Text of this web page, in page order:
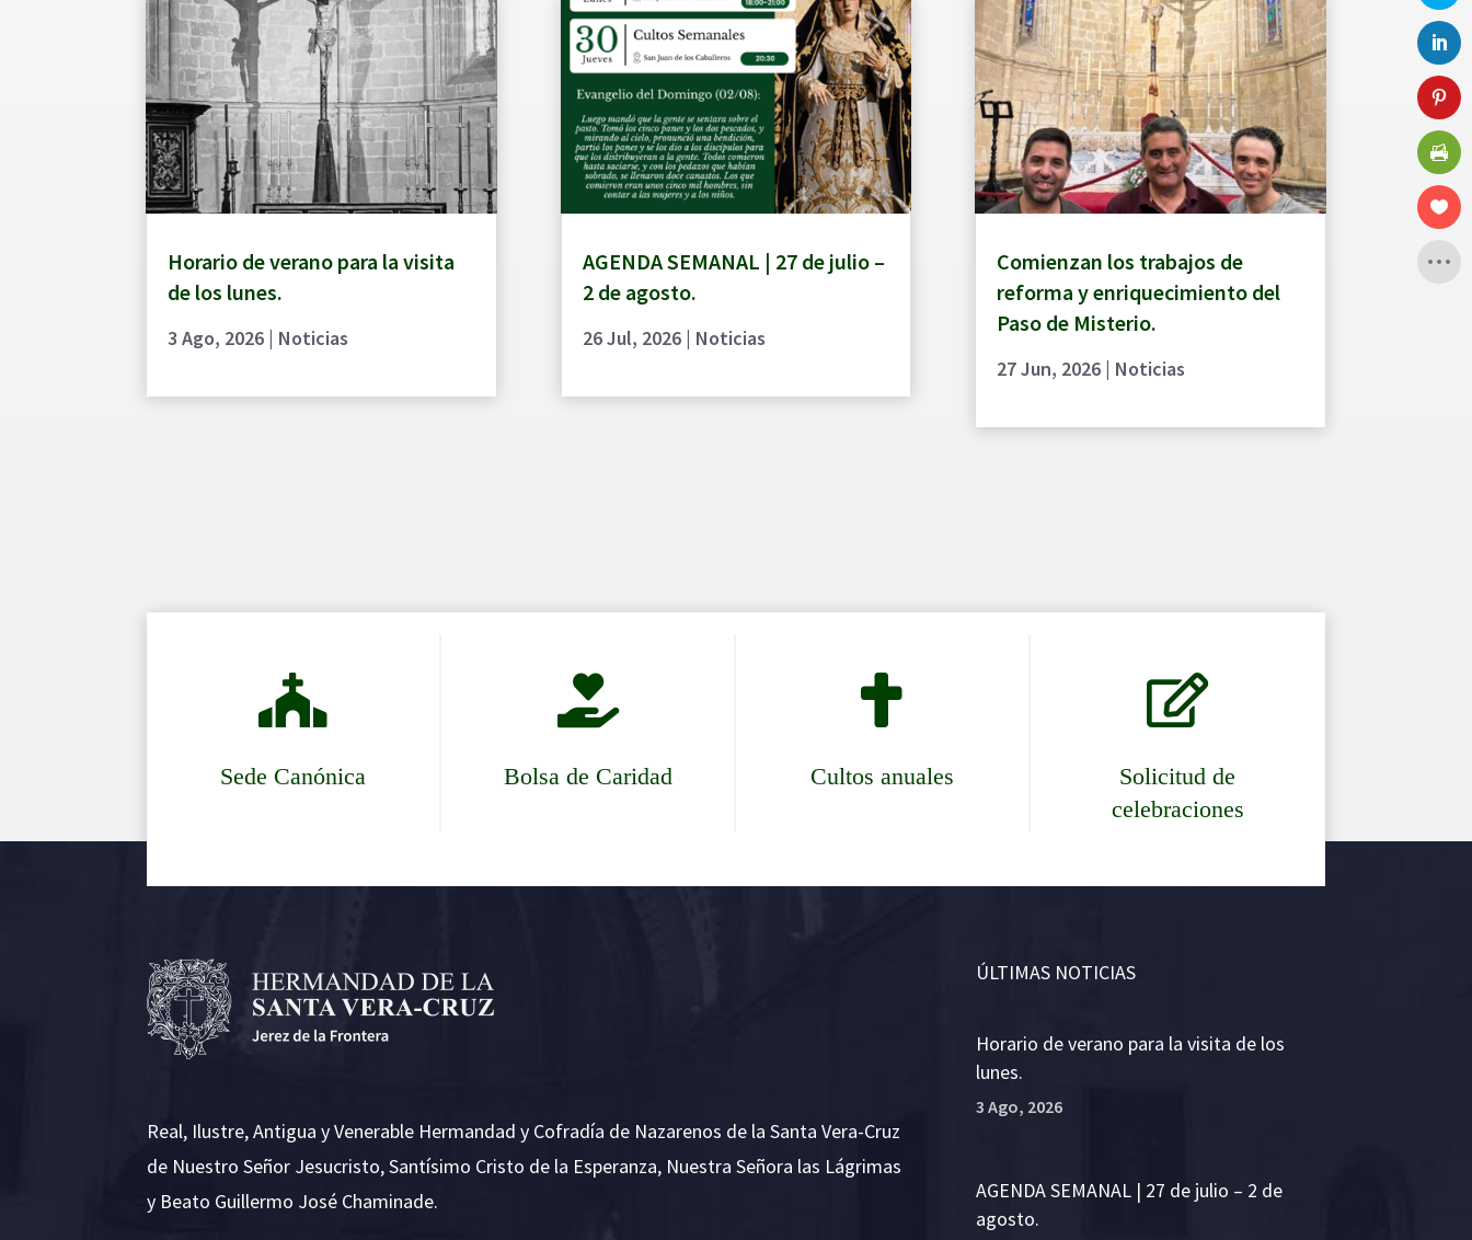
Horario de verano para la visita
de los lunes.
3 Ago, 2026 | Noticias
AGENDA SEMANAL | 27 de julio –
2 de agosto.
26 Jul, 2026| Noticias
Comienzan los trabajos de
reforma y enriquecimiento del
Paso de Misterio.
27 Jun, 2026| Noticias

Sede Canónica

Bolsa de Caridad

Cultos anuales

Solicitud de
celebraciones
Real, Ilustre, Antigua y Venerable Hermandad y Cofradía de Nazarenos de la Santa Vera-Cruz
de Nuestro Señor Jesucristo, Santísimo Cristo de la Esperanza, Nuestra Señora las Lágrimas
y Beato Guillermo José Chaminade.
ÚLTIMAS NOTICIAS
Horario de verano para la visita de los
lunes.
3 Ago, 2026
AGENDA SEMANAL | 27 de julio – 2 de
agosto.